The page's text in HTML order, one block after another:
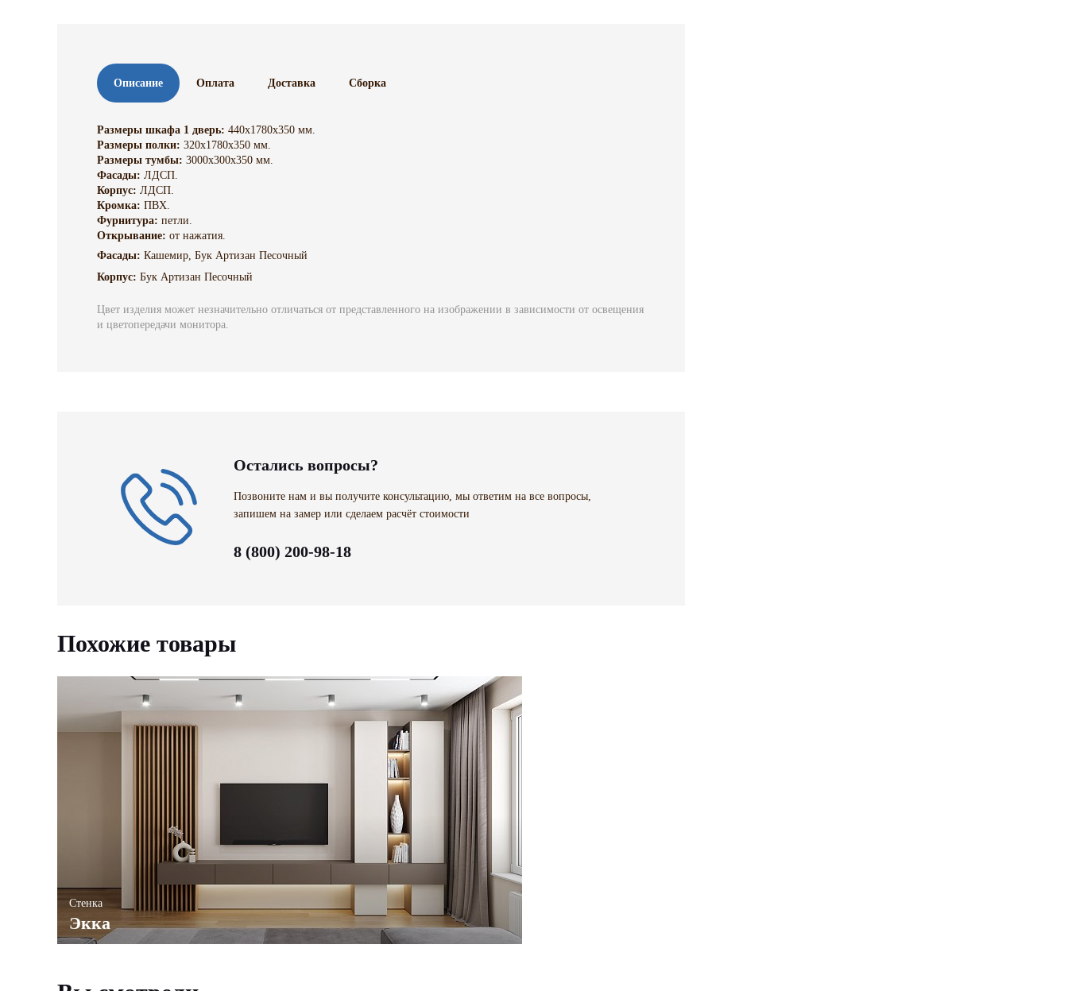
Описание Оплата Доставка Сборка
Размеры шкафа 1 дверь: 440х1780х350 мм.
Размеры полки: 320х1780х350 мм.
Размеры тумбы: 3000х300х350 мм.
Фасады: ЛДСП.
Корпус: ЛДСП.
Кромка: ПВХ.
Фурнитура: петли.
Открывание: от нажатия.
Фасады: Кашемир, Бук Артизан Песочный
Корпус: Бук Артизан Песочный
Цвет изделия может незначительно отличаться от представленного на изображении в зависимости от освещения
и цветопередачи монитора.
Остались вопросы?
Позвоните нам и вы получите консультацию, мы ответим на все вопросы,
запишем на замер или сделаем расчёт стоимости
8 (800) 200-98-18
Похожие товары
Стенка
Экка